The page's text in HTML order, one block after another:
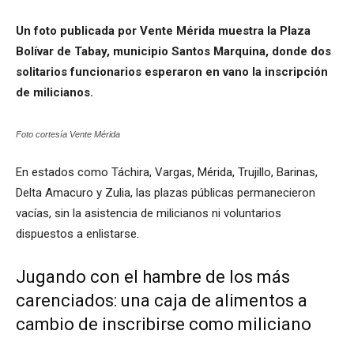
Un foto publicada por Vente Mérida muestra la Plaza
Bolívar de Tabay, municipio Santos Marquina, donde dos
solitarios funcionarios esperaron en vano la inscripción
de milicianos.
Foto cortesía Vente Mérida
En estados como Táchira, Vargas, Mérida, Trujillo, Barinas,
Delta Amacuro y Zulia, las plazas públicas permanecieron
vacías, sin la asistencia de milicianos ni voluntarios
dispuestos a enlistarse.
Jugando con el hambre de los más
carenciados: una caja de alimentos a
cambio de inscribirse como miliciano